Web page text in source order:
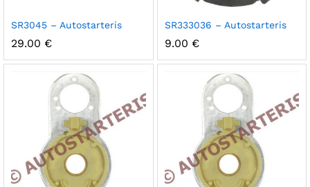
SR3045 – Autostarteris
29.00 €
SR333036 – Autostarteris
9.00 €